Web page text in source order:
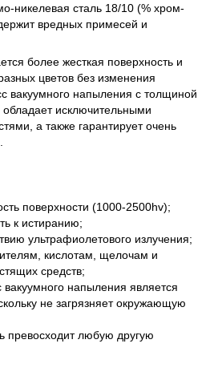
никелевая сталь 18/10 (% хром-
вредных примесей и
более жесткая поверхность и
цветов без изменения
вакуумного напыления с толщиной
исключительными
а также гарантирует очень
поверхности (1000-2500hv);
к истиранию;
ультрафиолетового излучения;
кислотам, щелочам и
средств;
вакуумного напыления является
не загрязняет окружающую
превосходит любую другую